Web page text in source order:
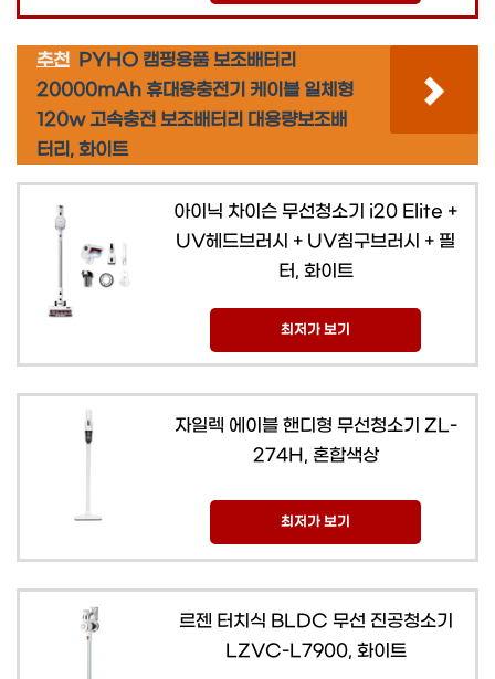
추천 PYHO 캠핑용품 보조배터리
20000mAh 휴대용충전기 케이블 일체형
120w 고속충전 보조배터리 대용량보조배
터리, 화이트
아이닉 차이슨 무선청소기 i20 Elite +
UV헤드브러시 + UV침구브러시 + 필
터, 화이트
최저가 보기
자일렉 에이블 핸디형 무선청소기 ZL-
274H, 혼합색상
최저가 보기
르젠 터치식 BLDC 무선 진공청소기
LZVC-L7900, 화이트